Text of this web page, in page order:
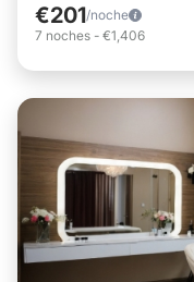
€201/noche
7 noches - €1,406